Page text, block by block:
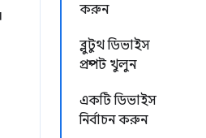
করুন
ব্লুটুথ ডিভাইস
প্রম্পট খুলুন
একটি ডিভাইস
নির্বাচন করুন